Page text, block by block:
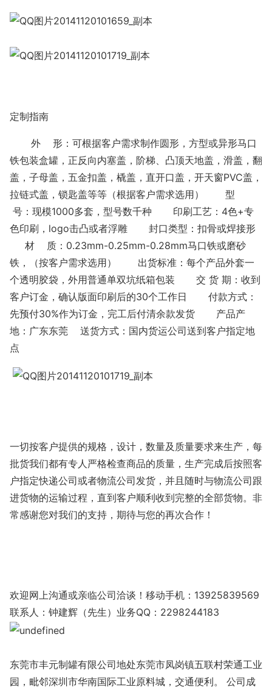
定制指南
外 形：可根据客户需求制作圆形，方型或异形马口
铁包装盒罐，正反向内塞盖，阶梯、凸顶天地盖，滑盖，翻
盖，子母盖，五金扣盖，橇盖，直开口盖，开天窗PVC盖，
拉链式盖，锁匙盖等等（根据客户需求选用） 型
号：现模1000多套，型号数千种 印刷工艺：4色+专
色印刷，logo击凸或者浮雕 封口类型：扣骨或焊接形
材 质：0.23mm-0.25mm-0.28mm马口铁或磨砂
铁，（按客户需求选用） 出货标准：每个产品外套一
个透明胶袋，外用普通单双坑纸箱包装 交 货 期：收到
客户订金，确认版面印刷后的30个工作日 付款方式：
先预付30%作为订金，完工后付清余款发货 产品产
地：广东东莞 送货方式：国内货运公司送到客户指定地
点
一切按客户提供的规格，设计，数量及质量要求来生产，每
批货我们都有专人严格检查商品的质量，生产完成后按照客
户指定快递公司或者物流公司发货，并且随时与物流公司跟
进货物的运输过程，直到客户顺利收到完整的全部货物。非
常感谢您对我们的支持，期待与您的再次合作！
欢迎网上沟通或亲临公司洽谈！移动手机：13925839569
联系人：钟建辉（先生）业务QQ：2298244183
东莞市丰元制罐有限公司地处东莞市凤岗镇五联村荣通工业
园，毗邻深圳市华南国际工业原料城，交通便利。 公司成